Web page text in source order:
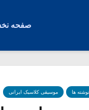
صفحه
ها موسیقی کلاسیک ایرانی